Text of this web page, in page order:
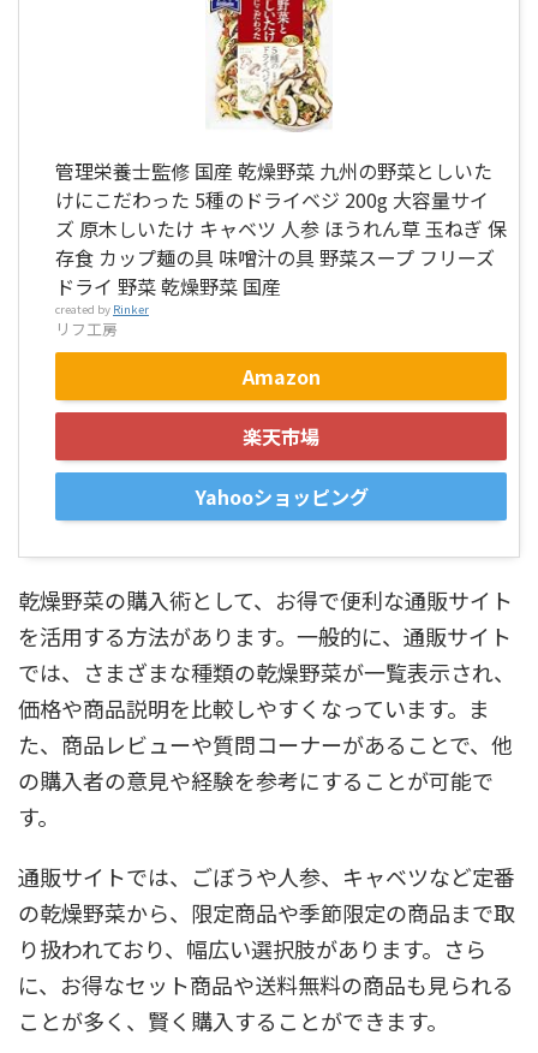
管理栄養士監修 国産 乾燥野菜 九州の野菜としいた
けにこだわった 5種のドライベジ 200g 大容量サイ
ズ 原木しいたけ キャベツ 人参 ほうれん草 玉ねぎ 保
存食 カップ麺の具 味噌汁の具 野菜スープ フリーズ
ドライ 野菜 乾燥野菜 国産
created by Rinker
リフ工房
Amazon
楽天市場
Yahooショッピング
乾燥野菜の購入術として、お得で便利な通販サイト
を活用する方法があります。一般的に、通販サイト
では、さまざまな種類の乾燥野菜が一覧表示され、
価格や商品説明を比較しやすくなっています。ま
た、商品レビューや質問コーナーがあることで、他
の購入者の意見や経験を参考にすることが可能で
す。
通販サイトでは、ごぼうや人参、キャベツなど定番
の乾燥野菜から、限定商品や季節限定の商品まで取
り扱われており、幅広い選択肢があります。さら
に、お得なセット商品や送料無料の商品も見られる
ことが多く、賢く購入することができます。